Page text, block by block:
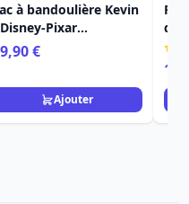
à bandoulière Kevin
Pixar
Là-Haut
€
Ajouter